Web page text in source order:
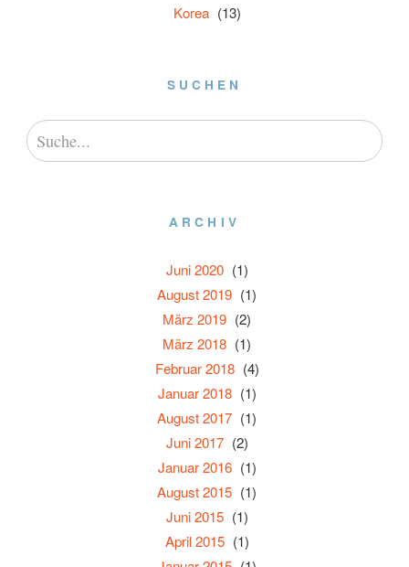
Korea (13)
SUCHEN
ARCHIV
Juni 2020 (1)
August 2019 (1)
März 2019 (2)
März 2018 (1)
Februar 2018 (4)
Januar 2018 (1)
August 2017 (1)
Juni 2017 (2)
Januar 2016 (1)
August 2015 (1)
Juni 2015 (1)
April 2015 (1)